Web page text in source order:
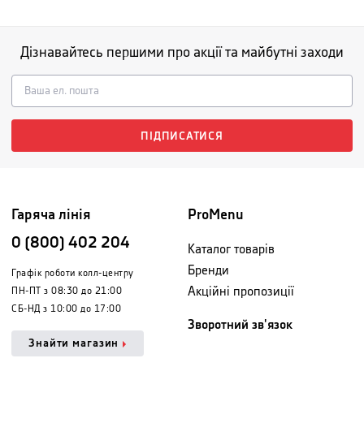
Дізнавайтесь першими про акції та майбутні заходи
ПІДПИСАТИСЯ
Гаряча лінія
0 (800) 402 204
Графік роботи колл-центру
ПН-ПТ з 08:30 до 21:00
СБ-НД з 10:00 до 17:00
Знайти магазин
ProMenu
Каталог товарів
Бренди
Акційні пропозиції
Зворотний зв'язок